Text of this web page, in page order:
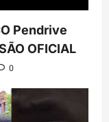
Pendrive
OFICIAL
0